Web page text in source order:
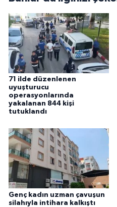
71 ilde düzenlenen
uyuşturucu
operasyonlarında
yakalanan 844 kişi
tutuklandı
Genç kadın uzman çavuşun
silahıyla intihara kalkıştı